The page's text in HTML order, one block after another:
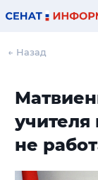
← Назад
учителя
не